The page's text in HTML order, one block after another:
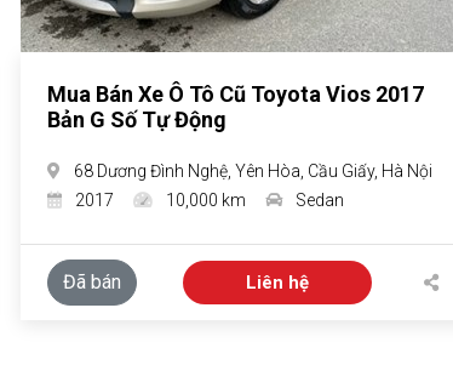
Mua Bán Xe Ô Tô Cũ Toyota Vios 2017
Bản G Số Tự Động
68 Dương Đình Nghệ, Yên Hòa, Cầu Giấy, Hà Nội
2017
10,000 km Sedan
Đã bán Liên hệ